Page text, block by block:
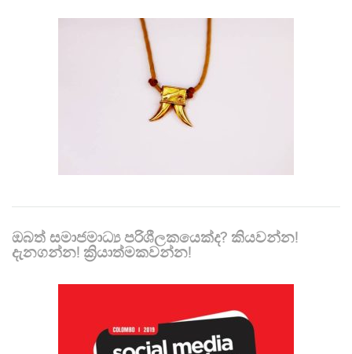
ඔබත් සමාජමාධ්‍ය පරිශීලකයෙක්ද? කියවන්න!
දැනගන්න! ක්‍රියාත්මකවන්න!